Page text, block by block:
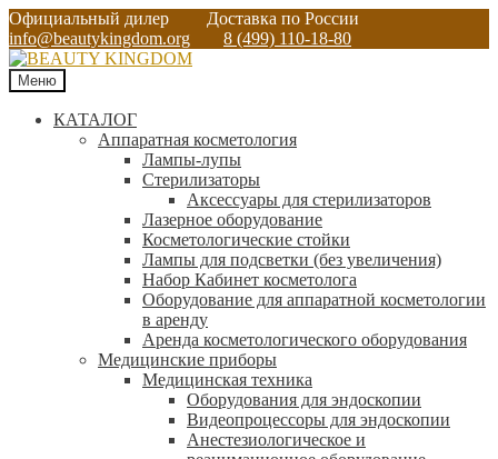
Официальный дилер
Доставка по России
info@beautykingdom.org
8 (499) 110-18-80
Меню
КАТАЛОГ
Аппаратная косметология
Лампы-лупы
Стерилизаторы
Аксессуары для стерилизаторов
Лазерное оборудование
Косметологические стойки
Лампы для подсветки (без увеличения)
Набор Кабинет косметолога
Оборудование для аппаратной косметологии
в аренду
Аренда косметологического оборудования
Медицинские приборы
Медицинская техника
Оборудования для эндоскопии
Видеопроцессоры для эндоскопии
Анестезиологическое и